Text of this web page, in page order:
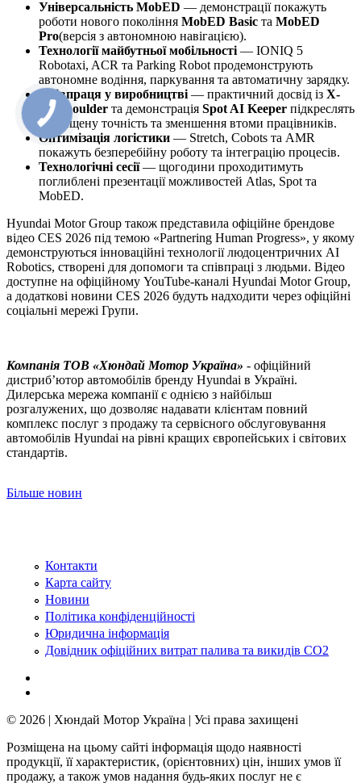
Універсальність MobED — демонстрації покажуть
роботи нового покоління MobED Basic та MobED
Pro(версія з автономною навігацією).
Технології майбутньої мобільності — IONIQ 5
Robotaxi, ACR та Parking Robot продемонструють
автономне водіння, паркування та автоматичну зарядку.
Співпраця у виробництві — практичний досвід із X-
ble Shoulder та демонстрація Spot AI Keeper підкреслять
підвищену точність та зменшення втоми працівників.
Оптимізація логістики — Stretch, Cobots та AMR
покажуть безперебійну роботу та інтеграцію процесів.
Технологічні сесії— щогодини проходитимуть
поглиблені презентації можливостей Atlas, Spot та
MobED.
Hyundai Motor Group також представила офіційне брендове
відео CES 2026 під темою «Partnering Human Progress», у якому
демонструються інноваційні технології людоцентричних AI
Robotics, створені для допомоги та співпраці з людьми. Відео
доступне на офіційному YouTube-каналі Hyundai Motor Group,
а додаткові новини CES 2026 будуть надходити через офіційні
соціальні мережі Групи.
Компанія ТOВ «Хюндай Мотор Україна» - офіційний
дистриб’ютор автомобілів бренду Hyundai в Україні.
Дилерська мережа компанії є однією з найбільш
розгалужених, що дозволяє надавати клієнтам повний
комплекс послуг з продажу та сервісного обслуговування
автомобілів Hyundai на рівні кращих європейських і світових
стандартів.
Більше новин
Контакти
Карта сайту
Новини
Політика конфіденційності
Юридична інформація
Довідник офіційних витрат палива та викидів СО2
© 2026 | Хюндай Мотор Україна | Усі права захищені
Розміщена на цьому сайті інформація щодо наявності
продукції, її характеристик, (орієнтовних) цін, інших умов її
продажу, а також умов надання будь-яких послуг не є